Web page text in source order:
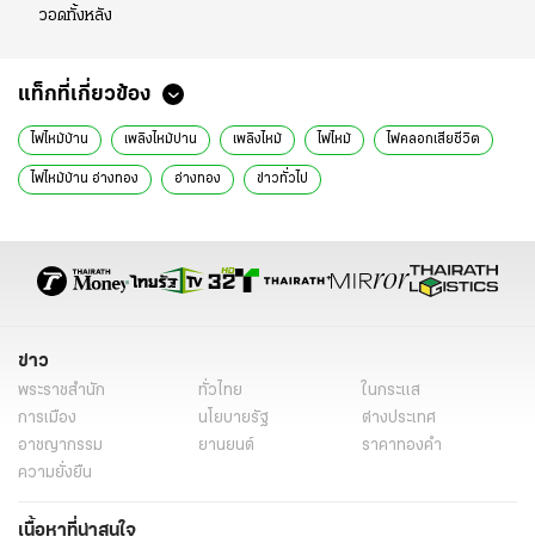
วอดทั้งหลัง
แท็กที่เกี่ยวข้อง
ไฟไหม้บ้าน เพลิงไหม้บ่าน เพลิงไหม้ ไฟไหม้ ไฟคลอกเสียชีวิต
ไฟไหม้บ้าน อ่างทอง อ่างทอง ข่าวทั่วไป
ข่าว
พระราชสำนัก ทั่วไทย
ในกระแส
การเมือง
นโยบายรัฐ
ต่างประเทศ
อาชญากรรม
ยานยนต์
ราคาทองคำ
ความยั่งยืน
เนื้อหาที่น่าสนใจ